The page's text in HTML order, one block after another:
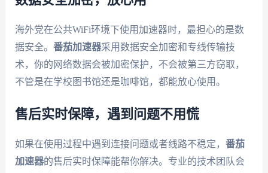
海外党在公共WiFi环境下使用加速器时，最担心的是数
据安全。 番茄加速器采用数据安全加密和专线传输技
术，你的网络数据会被加密保护，不会被第三方窃取，
不管是在学校图书馆还是咖啡馆，都能放心使用。
售后实时保障，遇到问题不用慌
如果在使用过程中遇到连接问题或者线路不稳定， 番茄
加速器的售后实时保障能帮你解决。专业的技术团队会